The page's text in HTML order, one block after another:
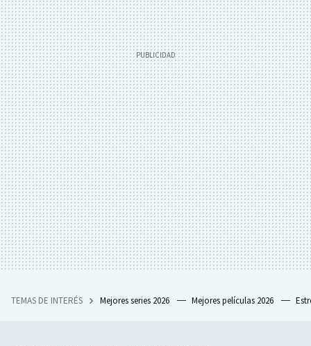
TEMAS DE INTERÉS Mejores series 2026 Mejores películas 2026